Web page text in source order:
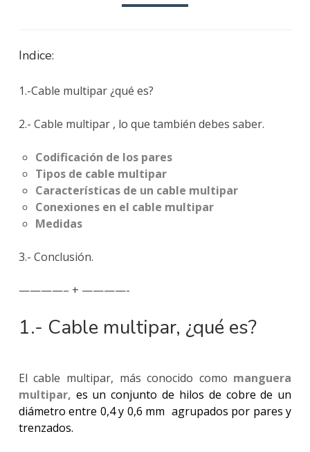
NAVEGACIÓN
Indice:
1.-Cable multipar ¿qué es?
2.- Cable multipar , lo que también debes saber.
Codificación de los pares
Tipos de cable multipar
Características de un cable multipar
Conexiones en el cable multipar
Medidas
3.- Conclusión.
————– + ————-
1.- Cable multipar, ¿qué es?
El cable multipar, más conocido como manguera
multipar, es un conjunto de hilos de cobre de un
diámetro entre 0,4 y 0,6 mm agrupados por pares y
trenzados.